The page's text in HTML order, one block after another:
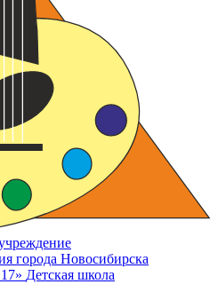
города Новосибирска
Детская школа